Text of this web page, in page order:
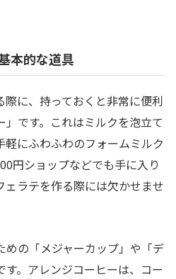
本的な道具
際に、持っておくと非常に便利
です。これはミルクを泡立て
軽にふわふわのフォームミルク
円ショップなどでも手に入り
ラテを作る際には欠かせませ
めの「メジャーカップ」や「デ
。アレンジコーヒーは、コー